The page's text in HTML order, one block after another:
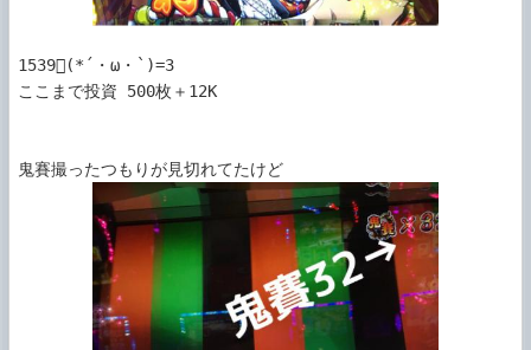
1539(*´・ω・`)=3
ここまで投資 500枚＋12K